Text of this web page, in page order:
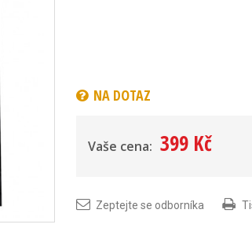
NA DOTAZ
Vaše cena: 399 Kč
Zeptejte se odborníka